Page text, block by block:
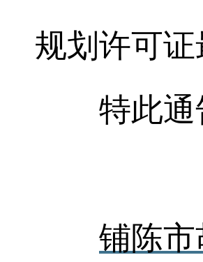
规划许可
特此通
铺陈